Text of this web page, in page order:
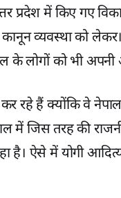
प्रदेश में किए गए
व्यवस्था को लेकर।
लोगों को भी अपनी
रहे हैं क्योंकि वे
जिस तरह की
है। ऐसे में योगी